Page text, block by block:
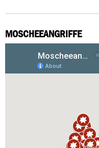
MOSCHEEANGRIFFE